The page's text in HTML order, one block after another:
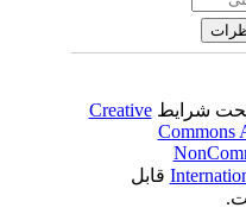
شرایطCreative
قابل